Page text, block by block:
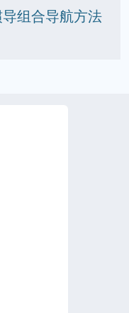
组合导航方法